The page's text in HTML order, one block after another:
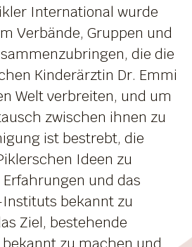
International wurde
Verbände, Gruppen und
die die
Kinderärztin Dr. Emmi
Welt verbreiten, und um
zwischen ihnen zu
ist bestrebt, die
Ideen zu
und das
bekannt zu
Ziel, bestehende